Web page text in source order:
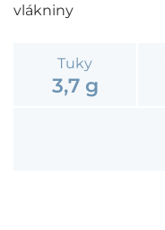
vlákniny
Tuky
3,7 g